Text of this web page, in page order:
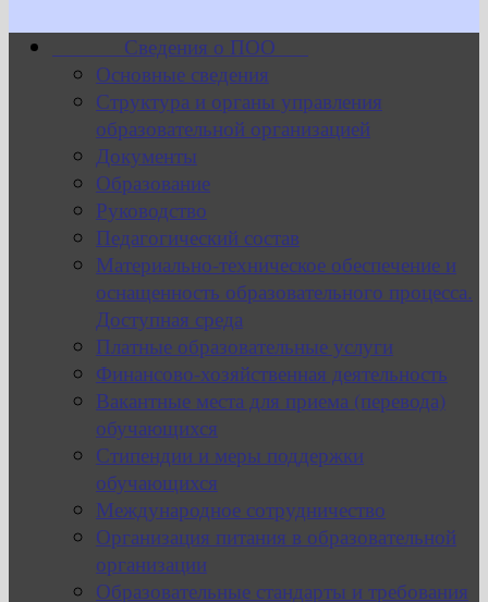
Сведения о ПОО
Основные сведения
Структура и органы управления
образовательной организацией
Документы
Образование
Руководство
Педагогический состав
Материально-техническое обеспечение и
оснащенность образовательного процесса.
Доступная среда
Платные образовательные услуги
Финансово-хозяйственная деятельность
Вакантные места для приема (перевода)
обучающихся
Стипендии и меры поддержки
обучающихся
Международное сотрудничество
Организация питания в образовательной
организации
Образовательные стандарты и требования